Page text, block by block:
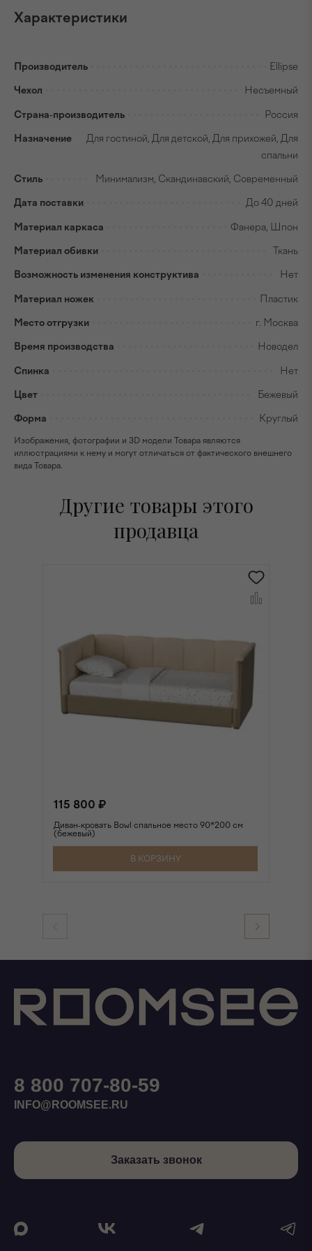
Характеристики
Производитель Ellipse
Чехол Несъемный
Страна-производитель Россия
Назначение
Для гостиной, Для детской, Для прихожей, Для
спальни
Стиль Минимализм, Скандинавский, Современный
Дата поставки До 40 дней
Материал каркаса Фанера, Шпон
Материал обивки Ткань
Возможность изменения конструктива Нет
Материал ножек Пластик
Место отгрузки г. Москва
Время производства Новодел
Спинка Нет
Цвет Бежевый
Форма Круглый
Изображения, фотографии и 3D модели Товара являются
иллюстрациями к нему и могут отличаться от фактического внешнего
вида Товара.
Другие товары этого
продавца
115 800 ₽
Диван-кровать Bowl спальное место 90*200 см
(бежевый)
В КОРЗИНУ
8 800 707-80-59
INFO@ROOMSEE.RU
Заказать звонок